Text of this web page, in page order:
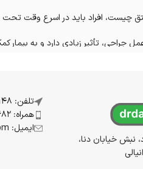
چیست، افراد باید در اسرع وقت تحت
جراحی، تأثیر زیادی دارد و به
نبش خیابان دنا،
تلفن: 07136383148
همراه: 09170621682
ایمیل: info@drdanyali.com